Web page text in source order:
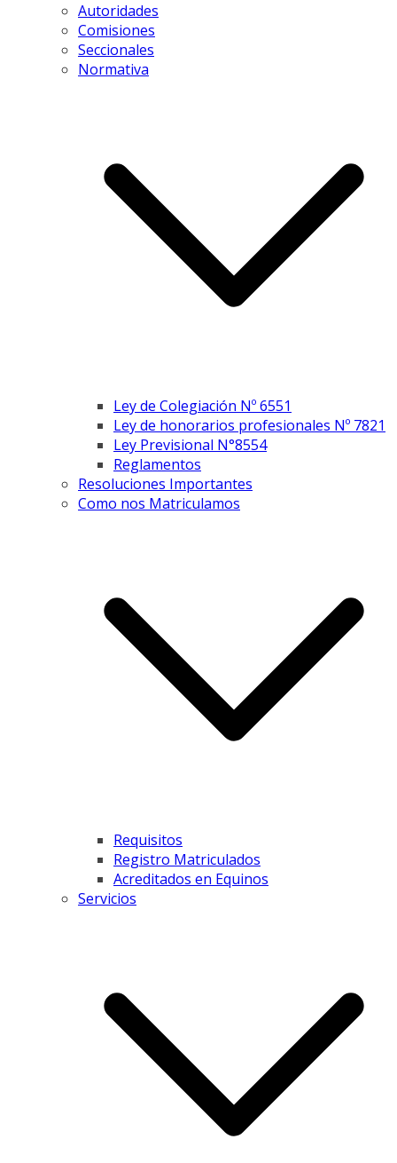
Autoridades
Comisiones
Seccionales
Normativa
Ley de Colegiación Nº 6551
Ley de honorarios profesionales Nº 7821
Ley Previsional N°8554
Reglamentos
Resoluciones Importantes
Como nos Matriculamos
Requisitos
Registro Matriculados
Acreditados en Equinos
Servicios